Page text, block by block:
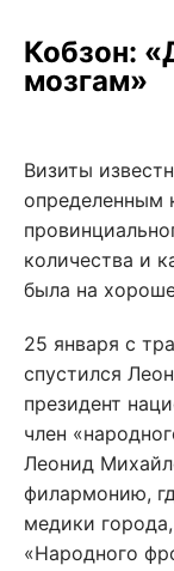
Кобзон:
мозгам»
Визиты
определенным
количества и
была на
25 января с
спустился
президент
член
Леонид
филармонию,
медики
«Народного